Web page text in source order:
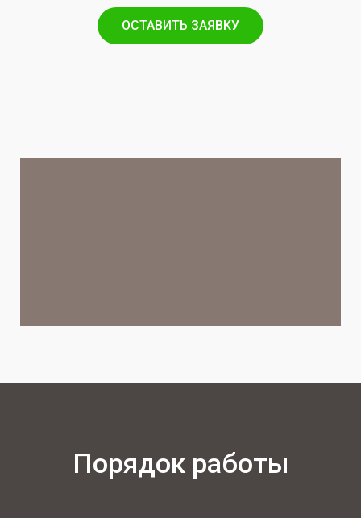
ОСТАВИТЬ ЗАЯВКУ​
Порядок работы